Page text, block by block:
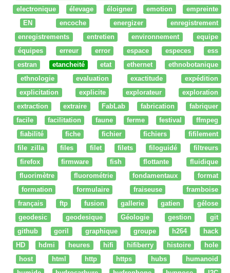
electronique
élevage éloigner emotion
empreinte
EN
encoche energizer
enregistrement
enregistrements
entretien environnement
equipe
équipes
erreur error espace especes
ess
estran
etancheité etat ethernet
ethnobotanique
ethnologie
evaluation exactitude
expédition
explicitation
explicite explorateur
exploration
extraction
extraire FabLab fabrication
fabriquer
facile
facilitation faune ferme festival
ffmpeg
fiabilité
fiche fichier fichiers
fifilement
file zilla
files filet filets filoguidé
filtreurs
firefox
firmware fish flottante
fluidique
fluorimètre
fluorométrie fondamentaux
format
formation
formulaire fraiseuse
framboise
français
ftp fusion gallerie gatien
gélose
geodesic
geodesique Géologie gestion
git
github
goril graphique groupe h264
hack
HD
hdmi heures hifi hifiberry histoire
hole
host
html http https hubs
humanoid